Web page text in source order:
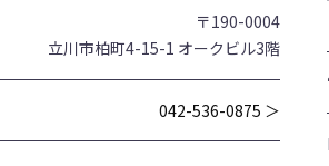
〒190-0004
立川市柏町4-15-1 オークビル3階
042-536-0875 ＞